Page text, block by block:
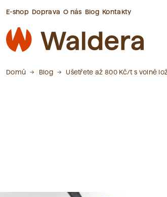
E-shop Doprava O nás Blog Kontakty
Domů Blog Ušetřete až 800 Kč/t s volně